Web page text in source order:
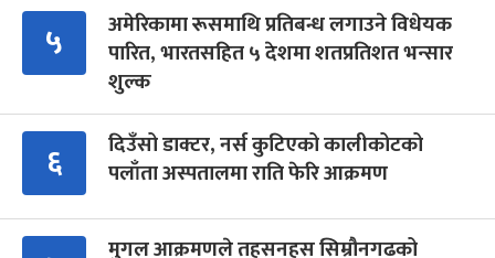
५
अमेरिकामा रूसमाथि प्रतिबन्ध लगाउने विधेयक
पारित, भारतसहित ५ देशमा शतप्रतिशत भन्सार
शुल्क
६
दिउँसो डाक्टर, नर्स कुटिएको कालीकोटको
पलाँता अस्पतालमा राति फेरि आक्रमण
मुगल आक्रमणले तहसनहस सिम्रौनगढको